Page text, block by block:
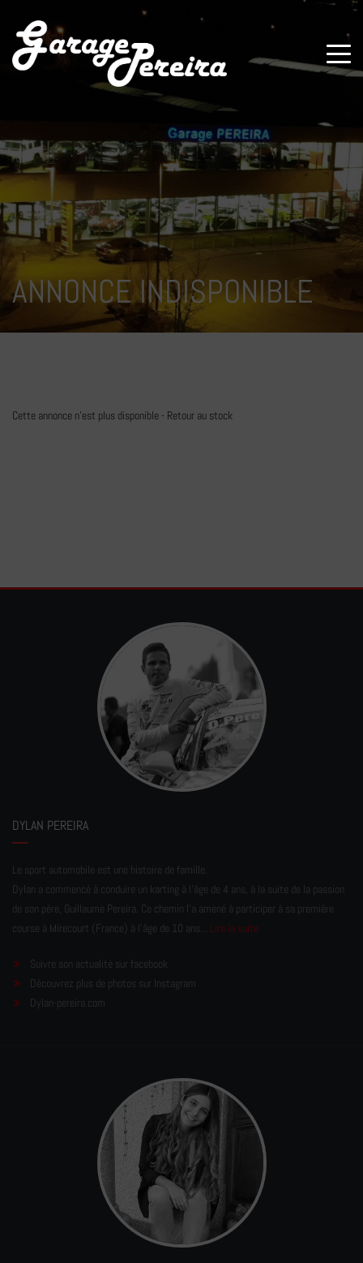
ANNONCE INDISPONIBLE
Cette annonce n'est plus disponible - Retour au stock
DYLAN PEREIRA
Le sport automobile est une histoire de famille.
Dylan a commencé à conduire un karting à l’âge de 4 ans, à la suite de la passion
de son père, Guillaume Pereira. Ce chemin l'a amené à participer à sa première
course à Mirecourt (France) à l'âge de 10 ans... Lire la suite
Suivre son actualité sur facebook
Découvrez plus de photos sur Instagram
Dylan-pereira.com
Paramètres avancés des cookies